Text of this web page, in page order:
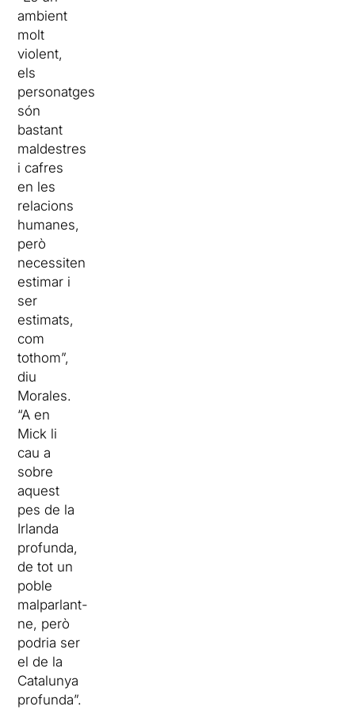
ambient
molt
violent,
els
personatges
són
bastant
maldestres
i cafres
en les
relacions
humanes,
però
necessiten
estimar i
ser
estimats,
com
tothom”,
diu
Morales.
“A en
Mick li
cau a
sobre
aquest
pes de la
Irlanda
profunda,
de tot un
poble
malparlant-
ne, però
podria ser
el de la
Catalunya
profunda”.